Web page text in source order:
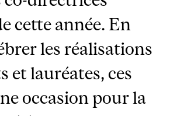
cette année. En
les réalisations
et lauréates, ces
occasion pour la